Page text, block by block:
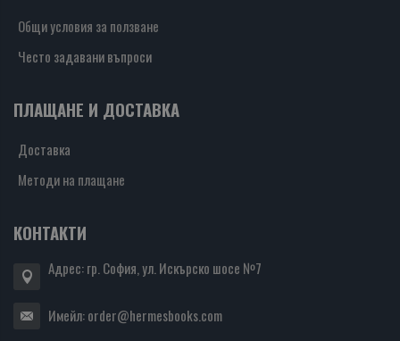
Общи условия за ползване
Често задавани въпроси
ПЛАЩАНЕ И ДОСТАВКА
Доставка
Методи на плащане
КОНТАКТИ
Адрес: гр. София, ул. Искърско шосе №7
Имейл:order@hermesbooks.com